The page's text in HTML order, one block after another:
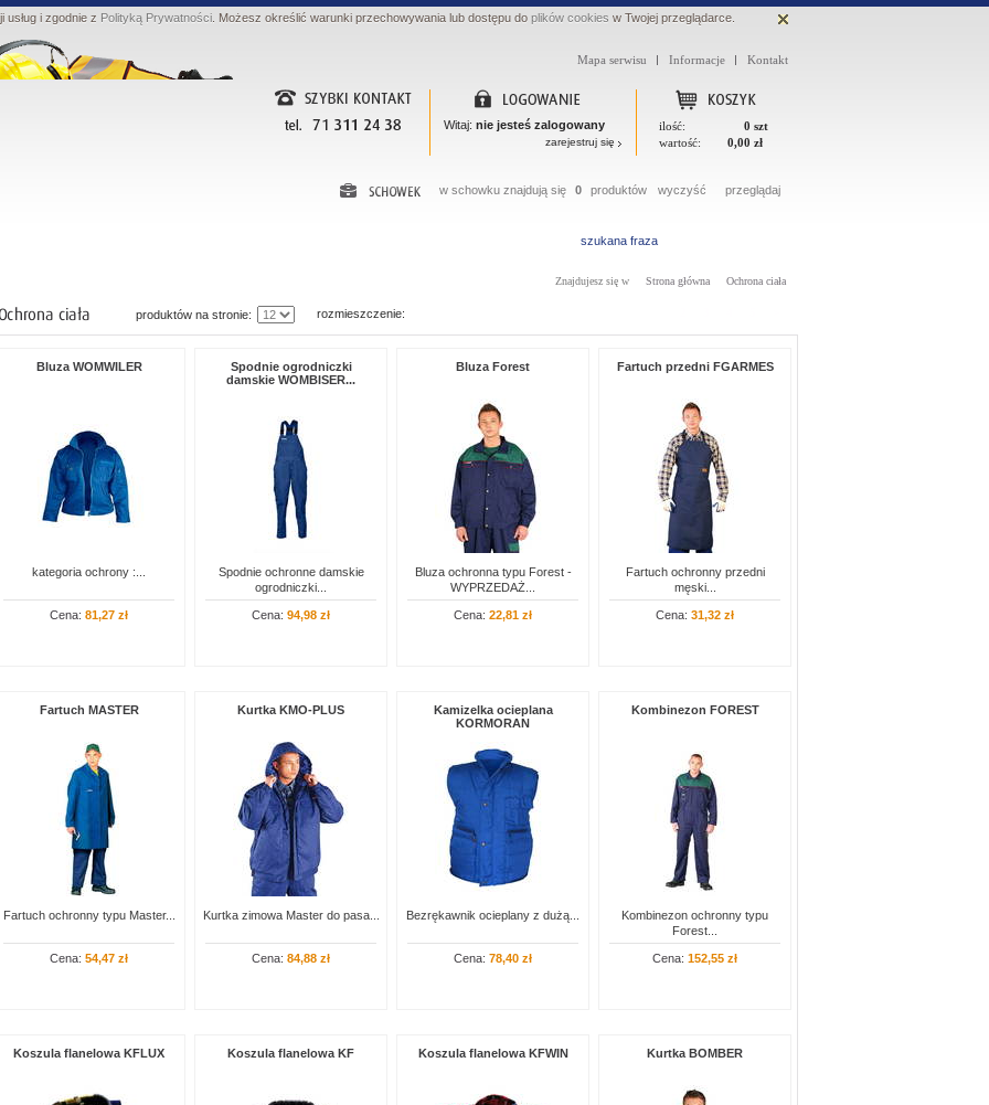
usług i zgodnie z Polityką Prywatności. Możesz określić warunki przechowywania lub dostępu doplików cookies w Twojej przeglądarce.
Mapa serwisu Informacje Kontakt
ilość:
0 szt
wartość:
0,00 zł
Witaj: nie jesteś zalogowany
zarejestruj się
w schowku znajdują się 0 produktów wyczyść przeglądaj
Znajdujesz się w Strona główna Ochrona ciała
produktów na stronie: rozmieszczenie:
Bluza WOMWILER
kategoria ochrony :...
Cena: 81,27 zł
Spodnie ogrodniczki
damskie WOMBISER...
Spodnie ochronne damskie
ogrodniczki...
Cena: 94,98 zł
Bluza Forest
Bluza ochronna typu Forest -
WYPRZEDAŻ...
Cena: 22,81 zł
Fartuch przedni FGARMES
Fartuch ochronny przedni
męski...
Cena: 31,32 zł
Fartuch MASTER
Fartuch ochronny typu Master...
Cena: 54,47 zł
Kurtka KMO-PLUS
Kurtka zimowa Master do pasa...
Cena: 84,88 zł
Kamizelka ocieplana
KORMORAN
Bezrękawnik ocieplany z dużą...
Cena: 78,40 zł
Kombinezon FOREST
Kombinezon ochronny typu
Forest...
Cena: 152,55 zł
Koszula flanelowa KFLUX Koszula flanelowa KF Koszula flanelowa KFWIN Kurtka BOMBER